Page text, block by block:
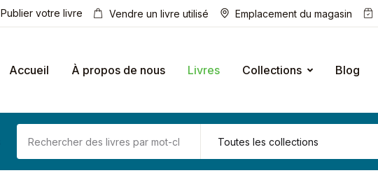
Publier votre livre Vendre un livre utilisé Emplacement du magasin
Accueil À propos de nous Livres Collections Blog